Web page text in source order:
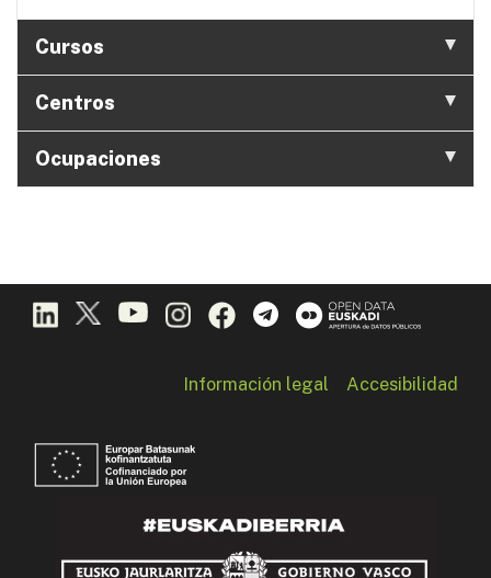
Cursos
Centros
Ocupaciones
Información legal Accesibilidad